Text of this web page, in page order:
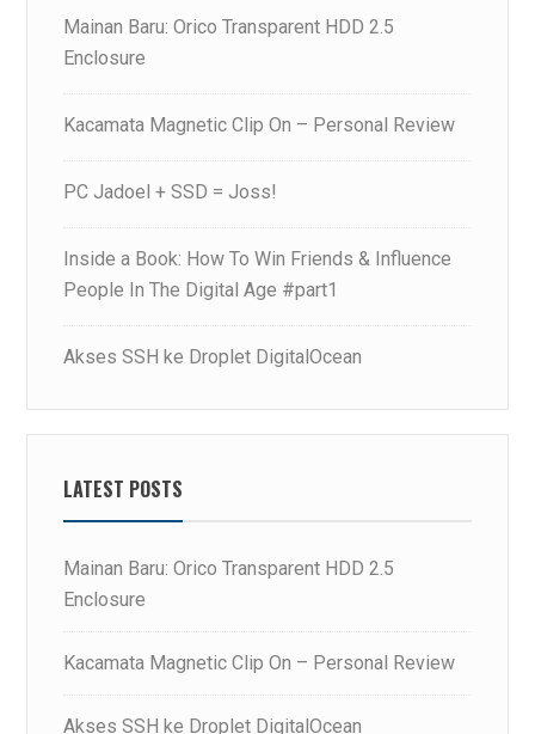
Mainan Baru: Orico Transparent HDD 2.5
Enclosure
Kacamata Magnetic Clip On – Personal Review
PC Jadoel + SSD = Joss!
Inside a Book: How To Win Friends & Influence
People In The Digital Age #part1
Akses SSH ke Droplet DigitalOcean
LATEST POSTS
Mainan Baru: Orico Transparent HDD 2.5
Enclosure
Kacamata Magnetic Clip On – Personal Review
Akses SSH ke Droplet DigitalOcean